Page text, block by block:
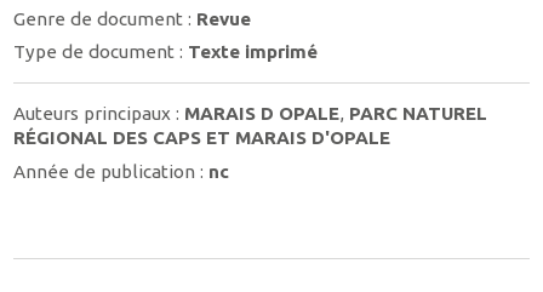
Genre de document : Revue
Type de document : Texte imprimé
Auteurs principaux : MARAIS D OPALE, PARC NATUREL
RÉGIONAL DES CAPS ET MARAIS D'OPALE
Année de publication : nc